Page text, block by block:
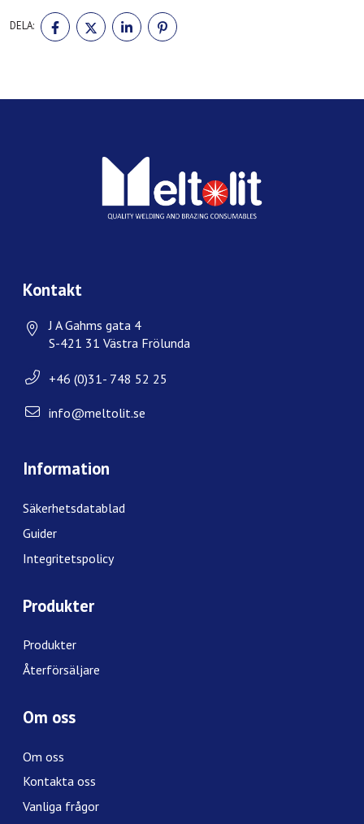
DELA:
DELA
PÅ
FACEBOOK
DELA
PÅ
TWITTER
DELA
PÅ
LINKEDIN
PÅ
Kontakt
J A Gahms gata 4
S-421 31 Västra Frölunda
+46 (0)31- 748 52 25
info@meltolit.se
Information
Säkerhetsdatablad
Guider
Integritetspolicy
Produkter
Produkter
Återförsäljare
Om oss
Om oss
Kontakta oss
Vanliga frågor